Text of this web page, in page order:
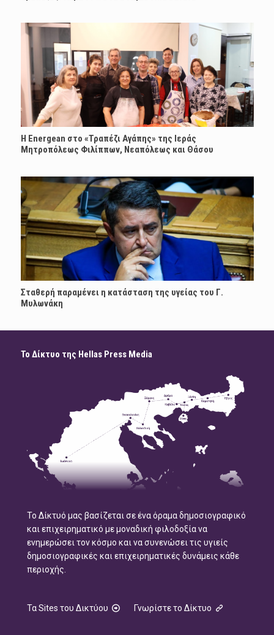
H Energean στο «Τραπέζι Αγάπης» της Ιεράς
Μητροπόλεως Φιλίππων, Νεαπόλεως και Θάσου
Σταθερή παραμένει η κατάσταση της υγείας του Γ.
Μυλωνάκη
Το Δίκτυο της Hellas Press Media
Το Δίκτυό μας βασίζεται σε ένα όραμα δημοσιογραφικό
και επιχειρηματικό με μοναδική φιλοδοξία να
ενημερώσει τον κόσμο και να συνενώσει τις υγιείς
δημοσιογραφικές και επιχειρηματικές δυνάμεις κάθε
περιοχής.
Τα Sites του Δικτύου Γνωρίστε το Δίκτυο